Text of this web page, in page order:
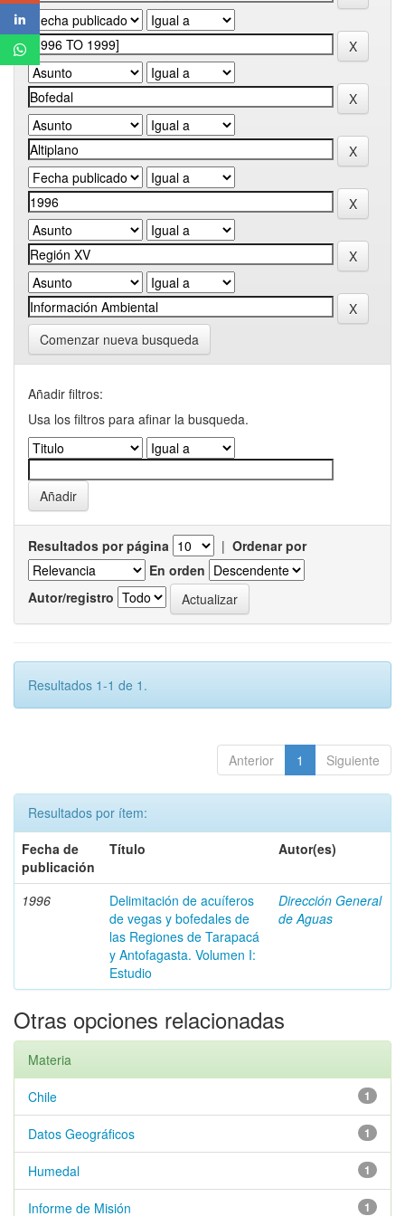
Comenzar nueva busqueda
Añadir filtros:
Usa los filtros para afinar la busqueda.
Resultados por página | Ordenar por
En orden
Autor/registro
Resultados 1-1 de 1.
Anterior 1 Siguiente
Resultados por ítem:
Fecha de
publicación
Título Autor(es)
1996
Delimitación de acuíferos
de vegas y bofedales de
las Regiones de Tarapacá
y Antofagasta. Volumen I:
Estudio
Dirección General
de Aguas
Otras opciones relacionadas
Materia
1
Chile
1
Datos Geográficos
1
Humedal
1
Informe de Misión